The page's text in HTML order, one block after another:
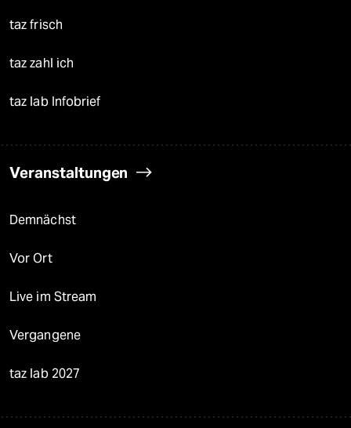
taz frisch
taz zahl ich
taz lab Infobrief
Veranstaltungen
Demnächst
Vor Ort
Live im Stream
Vergangene
taz lab 2027